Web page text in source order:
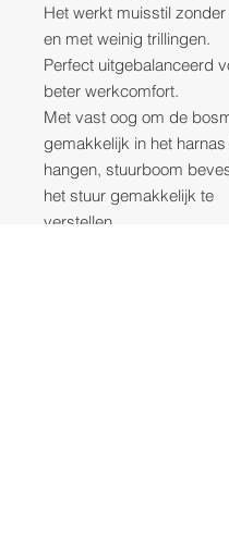
Het werkt muisstil
en met weinig trillingen.
Perfect uitgebalanceerd
beter werkcomfort.
Met vast oog om de
gemakkelijk in het harnas
hangen, stuurboom
het stuur gemakkelijk te
verstellen.